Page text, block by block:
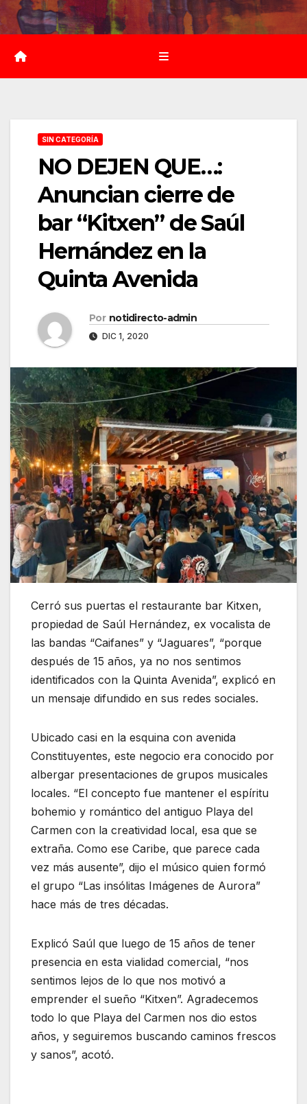
Saltar
al
contenido
SIN CATEGORÍA
NO DEJEN QUE…:
Anuncian cierre de
bar “Kitxen” de Saúl
Hernández en la
Quinta Avenida
Por notidirecto-admin
DIC 1, 2020
Cerró sus puertas el restaurante bar Kitxen,
propiedad de Saúl Hernández, ex vocalista de
las bandas “Caifanes” y “Jaguares”, “porque
después de 15 años, ya no nos sentimos
identificados con la Quinta Avenida”, explicó en
un mensaje difundido en sus redes sociales.
Ubicado casi en la esquina con avenida
Constituyentes, este negocio era conocido por
albergar presentaciones de grupos musicales
locales. “El concepto fue mantener el espíritu
bohemio y romántico del antiguo Playa del
Carmen con la creatividad local, esa que se
extraña. Como ese Caribe, que parece cada
vez más ausente”, dijo el músico quien formó
el grupo “Las insólitas Imágenes de Aurora”
hace más de tres décadas.
Explicó Saúl que luego de 15 años de tener
presencia en esta vialidad comercial, “nos
sentimos lejos de lo que nos motivó a
emprender el sueño “Kitxen”. Agradecemos
todo lo que Playa del Carmen nos dio estos
años, y seguiremos buscando caminos frescos
y sanos”, acotó.